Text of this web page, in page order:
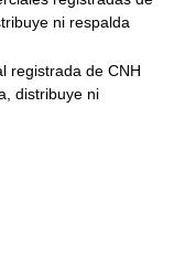
ni respalda
registrada de CNH
distribuye ni